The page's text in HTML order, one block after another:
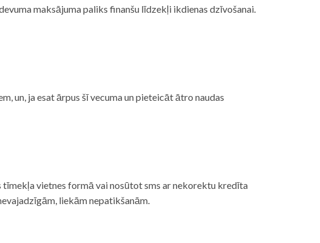
maksājuma paliks finanšu līdzekļi ikdienas dzīvošanai.
un, ja esat ārpus šī vecuma un pieteicāt ātro naudas
vietnes formā vai nosūtot sms ar nekorektu kredīta
liekām nepatikšanām.